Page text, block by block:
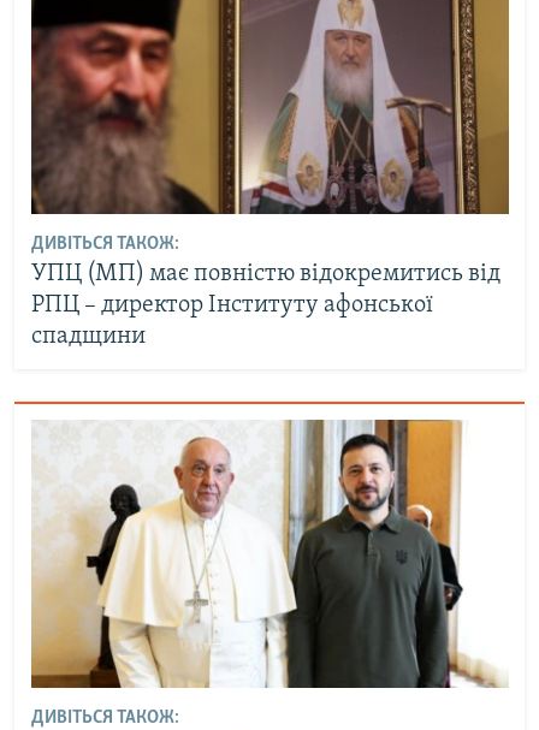
ДИВІТЬСЯ ТАКОЖ:
УПЦ (МП) має повністю відокремитись від
РПЦ – директор Інституту афонської
спадщини
ДИВІТЬСЯ ТАКОЖ: